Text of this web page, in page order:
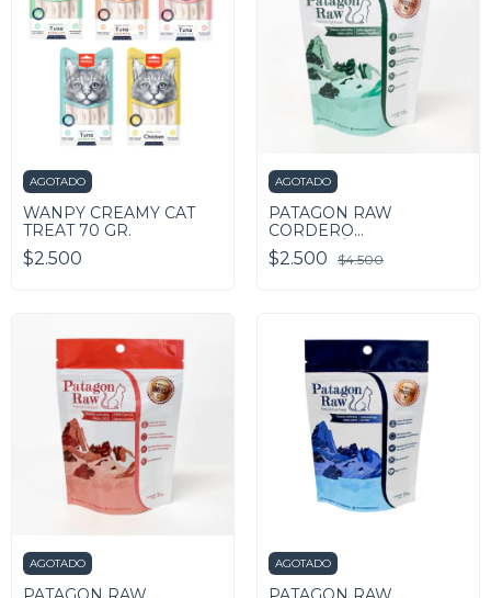
AGOTADO
WANPY CREAMY CAT
TREAT 70 GR.
$2.500
AGOTADO
PATAGON RAW
CORDERO
MAGALLÁNICO 35 GRS
$2.500 $4.500
AGOTADO AGOTADO